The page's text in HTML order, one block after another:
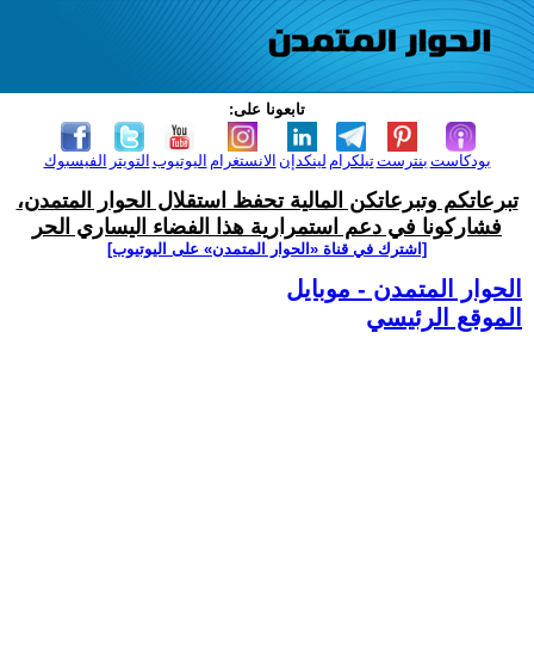
تابعونا على:
الفيسبوك التويتر اليوتيوب الانستغرام لينكدإن تيلكرامبنترست بودكاست
تبرعاتكم وتبرعاتكن المالية تحفظ استقلال الحوار المتمدن،
فشاركونا في دعم استمرارية هذا الفضاء اليساري الحر
[اشترك في قناة ‫«الحوار المتمدن» على اليوتيوب]
الحوار المتمدن - موبايل
الموقع الرئيسي